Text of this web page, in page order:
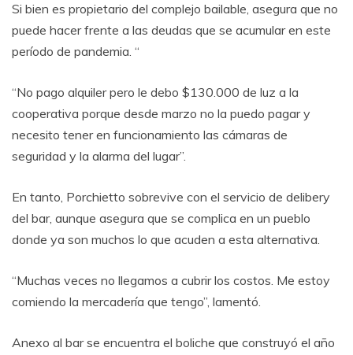
Si bien es propietario del complejo bailable, asegura que no
puede hacer frente a las deudas que se acumular en este
período de pandemia. “
“No pago alquiler pero le debo $130.000 de luz a la
cooperativa porque desde marzo no la puedo pagar y
necesito tener en funcionamiento las cámaras de
seguridad y la alarma del lugar”.
En tanto, Porchietto sobrevive con el servicio de delibery
del bar, aunque asegura que se complica en un pueblo
donde ya son muchos lo que acuden a esta alternativa.
“Muchas veces no llegamos a cubrir los costos. Me estoy
comiendo la mercadería que tengo”, lamentó.
Anexo al bar se encuentra el boliche que construyó el año